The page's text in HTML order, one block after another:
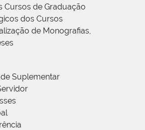
Cursos de Graduação
dos Cursos
de Monografias,
Suplementar